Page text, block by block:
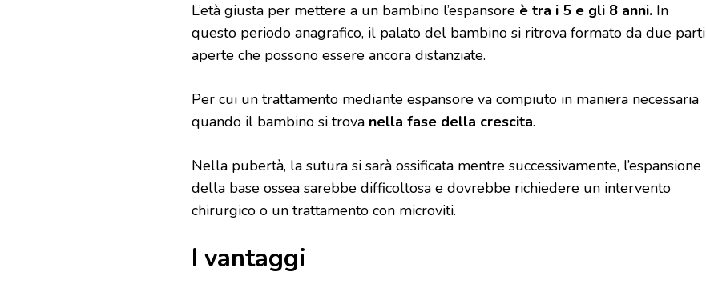
L’età giusta per mettere a un bambino l’espansore è tra i 5 e gli 8 anni. In
questo periodo anagrafico, il palato del bambino si ritrova formato da due parti
aperte che possono essere ancora distanziate.
Per cui un trattamento mediante espansore va compiuto in maniera necessaria
quando il bambino si trova nella fase della crescita.
Nella pubertà, la sutura si sarà ossificata mentre successivamente, l’espansione
della base ossea sarebbe difficoltosa e dovrebbe richiedere un intervento
chirurgico o un trattamento con microviti.
I vantaggi